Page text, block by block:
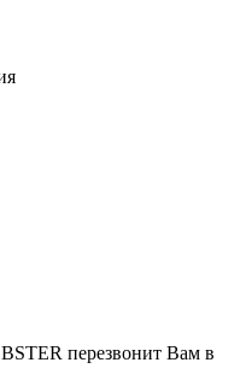
перезвонит Вам в